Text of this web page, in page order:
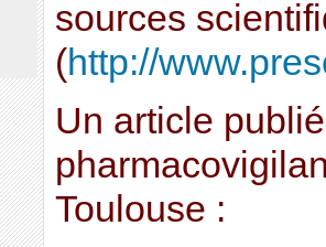
sources
(http://
Un article
Toulouse :